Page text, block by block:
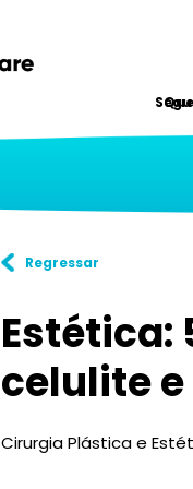
Regressar
Estética:
celulite
Cirurgia Plástica e